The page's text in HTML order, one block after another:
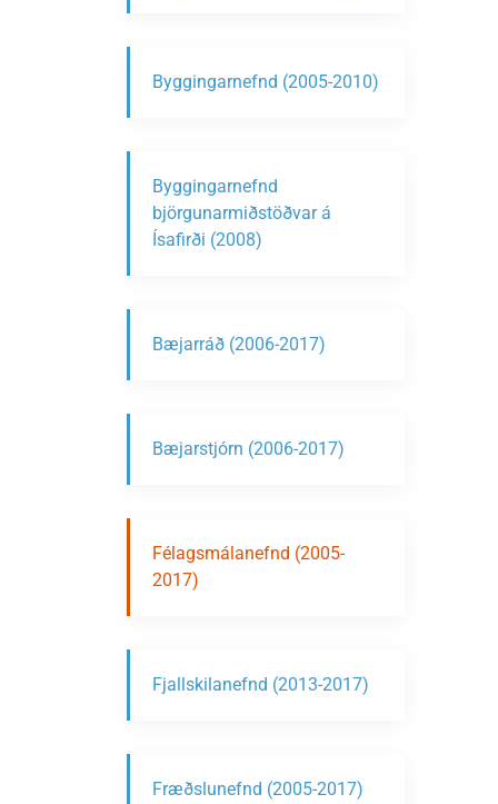
Byggingarnefnd (2005-2010)
Byggingarnefnd
björgunarmiðstöðvar á
Ísafirði (2008)
Bæjarráð (2006-2017)
Bæjarstjórn (2006-2017)
Félagsmálanefnd (2005-
2017)
Fjallskilanefnd (2013-2017)
Fræðslunefnd (2005-2017)